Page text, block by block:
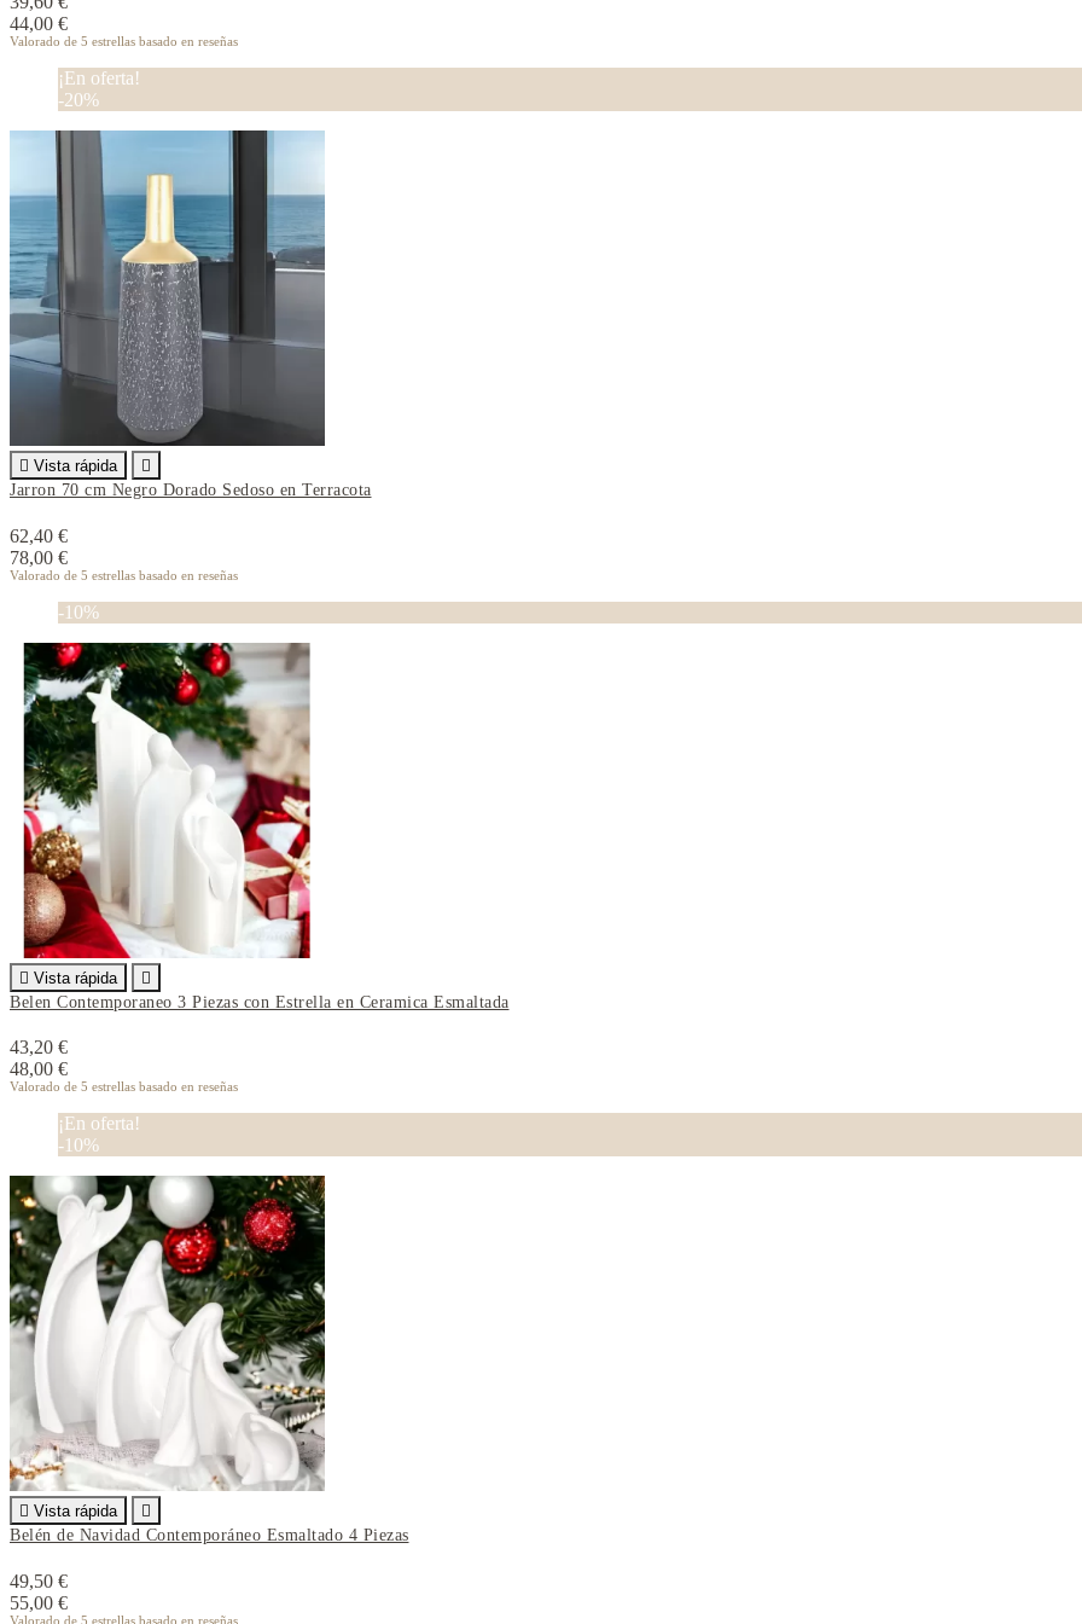
44,00 €
Valorado de 5 estrellas basado en reseñas
¡En oferta!
-20%
 Vista rápida

Jarron 70 cm Negro Dorado Sedoso en Terracota
62,40 €
78,00 €
Valorado de 5 estrellas basado en reseñas
-10%
 Vista rápida

Belen Contemporaneo 3 Piezas con Estrella en Ceramica Esmaltada
43,20 €
48,00 €
Valorado de 5 estrellas basado en reseñas
¡En oferta!
-10%
 Vista rápida

Belén de Navidad Contemporáneo Esmaltado 4 Piezas
49,50 €
55,00 €
Valorado de 5 estrellas basado en reseñas